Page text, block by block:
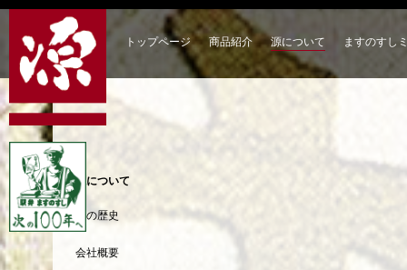
トップページ 商品紹介 源について ますのすし
源について
源の歴史
会社概要